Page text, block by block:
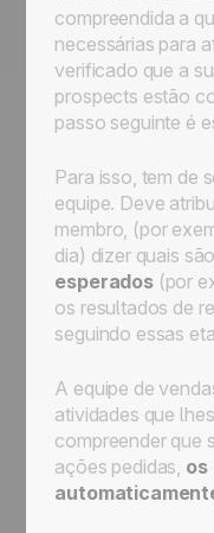
compreendida a
necessárias para
verificado que a
prospects estão
passo seguinte é
Para isso, tem de
equipe. Deve
membro, (por
dia) dizer quais
esperados(por
os resultados de
seguindo essas
A equipe de
atividades que
compreender que
ações pedidas, os